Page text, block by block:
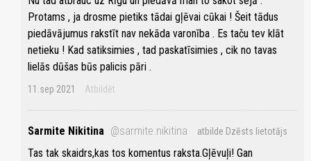
Protams , ja drosme pietiks tādai gļēvai cūkai ! Šeit tādus
piedāvājumus rakstīt nav nekāda varonība . Es taču tev klāt
netieku ! Kad satiksimies , tad paskatīsimies , cik no tavas
lielās dūšas būs palicis pāri .
11.sep 2021 Atbildēt
Sarmite Nikitina @sarmite.nikitina atbilde Dzēsts lietotājs
Tas tak skaidrs,kas tos komentus raksta.Gļēvuļi! Gan